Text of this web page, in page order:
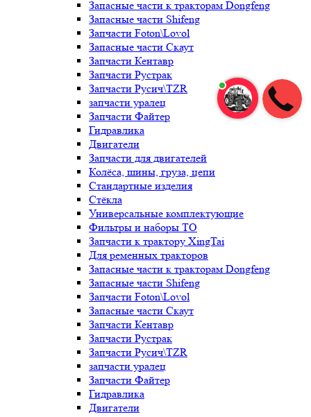
Запасные части к тракторам Dongfeng
Запасные части Shifeng
Запчасти Foton\Lovol
Запасные части Скаут
Запчасти Кентавр
Запчасти Рустрак
Запчасти Русич\TZR
запчасти уралец
Запчасти Файтер
Гидравлика
Двигатели
Запчасти для двигателей
Колёса, шины, груза, цепи
Стандартные изделия
Стёкла
Универсальные комплектующие
Фильтры и наборы ТО
Запчасти к трактору XingTai
Для ременных тракторов
Запасные части к тракторам Dongfeng
Запасные части Shifeng
Запчасти Foton\Lovol
Запасные части Скаут
Запчасти Кентавр
Запчасти Рустрак
Запчасти Русич\TZR
запчасти уралец
Запчасти Файтер
Гидравлика
Двигатели